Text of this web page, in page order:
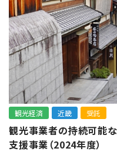
観光経済 近畿 受託
観光事業者の持続可能
支援事業（2024年度）